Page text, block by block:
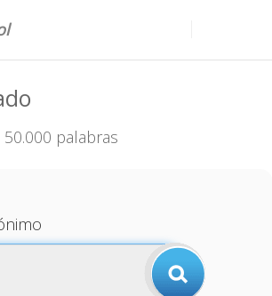
palabras